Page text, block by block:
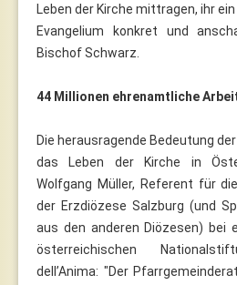
Leben der Kirche mittragen, ihr
Evangelium konkret und
Bischof Schwarz.
44 Millionen ehrenamtliche
Die herausragende Bedeutung
das Leben der Kirche in
Wolfgang Müller, Referent für
der Erzdiözese Salzburg (und
aus den anderen Diözesen) bei
österreichischen
dell’Anima: "Der